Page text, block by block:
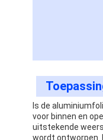
De Isolatieband
Hittebestendige
De Plakband van
Aluminiumfolie
Is de
voor binnen en
uitstekende
wordt ontworpen.